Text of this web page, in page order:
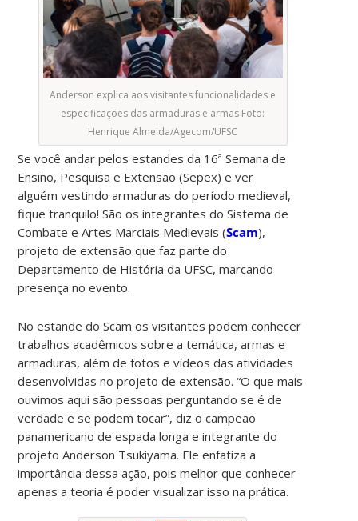
Anderson explica aos visitantes funcionalidades e
especificações das armaduras e armas Foto:
Henrique Almeida/Agecom/UFSC
Se você andar pelos estandes da 16ª Semana de
Ensino, Pesquisa e Extensão (Sepex) e ver
alguém vestindo armaduras do período medieval,
fique tranquilo! São os integrantes do Sistema de
Combate e Artes Marciais Medievais (Scam),
projeto de extensão que faz parte do
Departamento de História da UFSC, marcando
presença no evento.
No estande do Scam os visitantes podem conhecer
trabalhos acadêmicos sobre a temática, armas e
armaduras, além de fotos e vídeos das atividades
desenvolvidas no projeto de extensão. “O que mais
ouvimos aqui são pessoas perguntando se é de
verdade e se podem tocar”, diz o campeão
panamericano de espada longa e integrante do
projeto Anderson Tsukiyama. Ele enfatiza a
importância dessa ação, pois melhor que conhecer
apenas a teoria é poder visualizar isso na prática.